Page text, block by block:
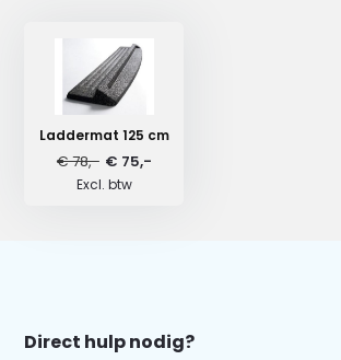
Laddermat 125 cm
€ 78,- € 75,-
Excl. btw
Direct hulp nodig?